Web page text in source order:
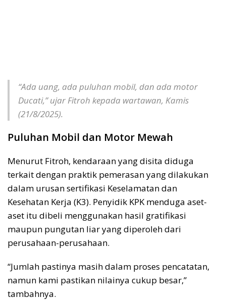
“Ada uang, ada puluhan mobil, dan ada motor
Ducati,” ujar Fitroh kepada wartawan, Kamis
(21/8/2025).
Puluhan Mobil dan Motor Mewah
Menurut Fitroh, kendaraan yang disita diduga
terkait dengan praktik pemerasan yang dilakukan
dalam urusan sertifikasi Keselamatan dan
Kesehatan Kerja (K3). Penyidik KPK menduga aset-
aset itu dibeli menggunakan hasil gratifikasi
maupun pungutan liar yang diperoleh dari
perusahaan-perusahaan.
“Jumlah pastinya masih dalam proses pencatatan,
namun kami pastikan nilainya cukup besar,”
tambahnya.